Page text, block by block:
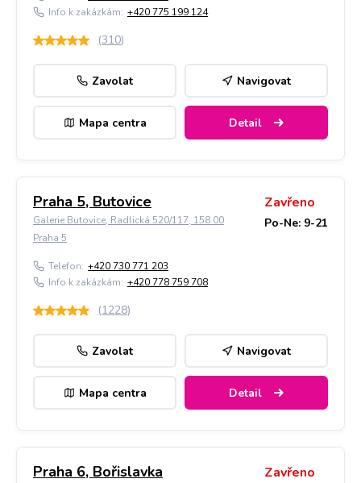
Info k zakázkám: +420 775 199 124
(310)
Zavolat Navigovat
Mapa centra Detail
Praha 5, Butovice
Galerie Butovice, Radlická 520/117, 158 00
Praha 5
Zavřeno
Po-Ne: 9-21
Telefon: +420 730 771 203
Info k zakázkám: +420 778 759 708
(1228)
Zavolat Navigovat
Mapa centra Detail
Praha 6, Bořislavka Zavřeno